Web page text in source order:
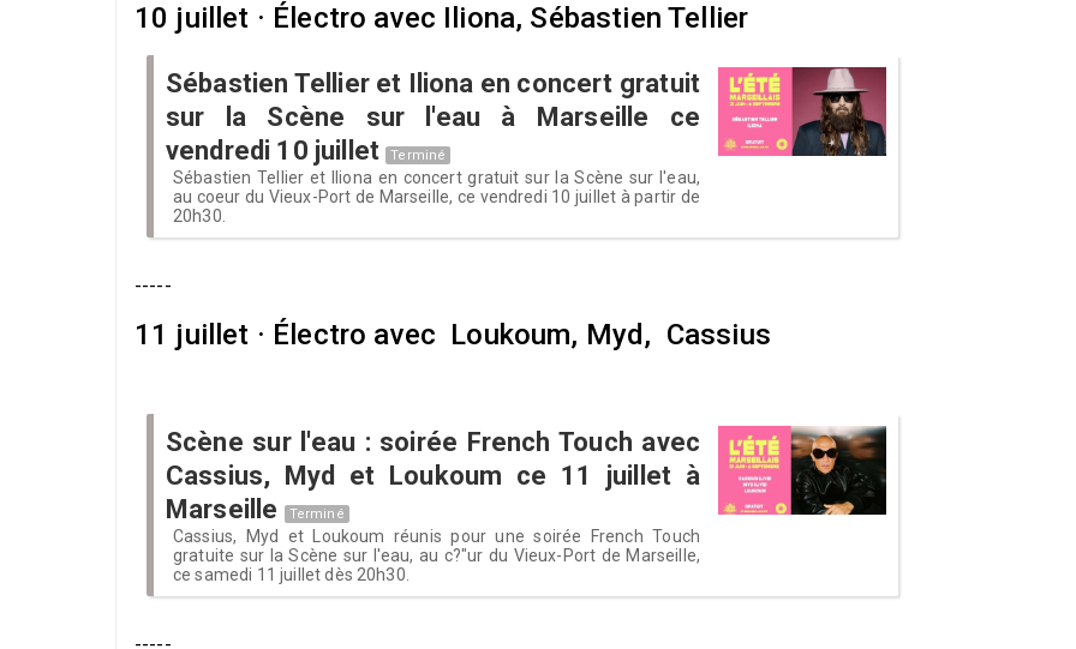
10 juillet · Électro avec Iliona, Sébastien Tellier
Sébastien Tellier et Iliona en concert gratuit
sur la Scène sur l'eau à Marseille ce
vendredi 10 juillet
Terminé
Sébastien Tellier et Iliona en concert gratuit sur la Scène sur l'eau,
au coeur du Vieux-Port de Marseille, ce vendredi 10 juillet à partir de
20h30.
-----
11 juillet · Électro avec Loukoum, Myd, Cassius
Scène sur l'eau : soirée French Touch avec
Cassius, Myd et Loukoum ce 11 juillet à
Marseille
Terminé
Cassius, Myd et Loukoum réunis pour une soirée French Touch
gratuite sur la Scène sur l'eau, au c?"ur du Vieux-Port de Marseille,
ce samedi 11 juillet dès 20h30.